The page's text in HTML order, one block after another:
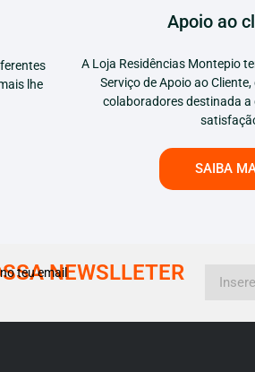
lhe
Apoio ao
A Loja Residências Montepio
Serviço de Apoio ao
colaboradores destinada
SAIBA
NEWSLLETER
teu email